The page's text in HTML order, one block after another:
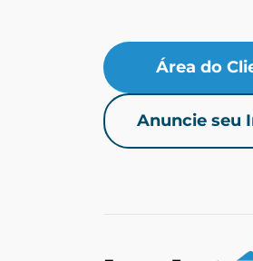
Área do
Anuncie seu